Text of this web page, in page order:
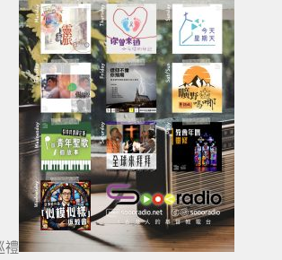
禮